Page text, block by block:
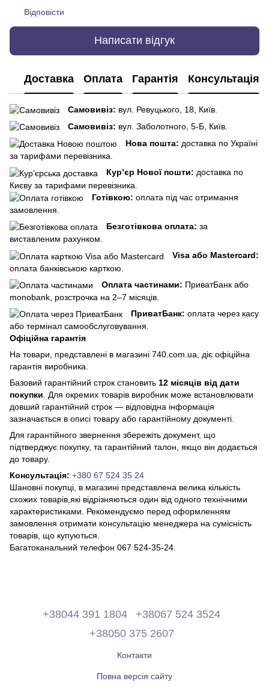
Відповісти
Написати відгук
Доставка Оплата Гарантія Консультація
Самовивіз: вул. Ревуцького, 18, Київ.
Самовивіз: вул. Заболотного, 5-Б, Київ.
Нова пошта: доставка по Україні
за тарифами перевізника.
Кур’єр Нової пошти: доставка по
Києву за тарифами перевізника.
Готівкою: оплата під час отримання
замовлення.
Безготівкова оплата: за
виставленим рахунком.
Visa або Mastercard:
оплата банківською карткою.
Оплата частинами: ПриватБанк або
monobank, розстрочка на 2–7 місяців.
ПриватБанк: оплата через касу
або термінал самообслуговування.
Офіційна гарантія
На товари, представлені в магазині 740.com.ua, діє офіційна
гарантія виробника.
Базовий гарантійний строк становить 12 місяців від дати
покупки. Для окремих товарів виробник може встановлювати
довший гарантійний строк — відповідна інформація
зазначається в описі товару або гарантійному документі.
Для гарантійного звернення збережіть документ, що
підтверджує покупку, та гарантійний талон, якщо він додається
до товару.
Консультація: +380 67 524 35 24
Шановні покупці, в магазині представлена ​​велика кількість
схожих товарів,які відрізняються один від одного технічними
характеристиками. Рекомендуємо перед оформленням
замовлення отримати консультацію менеджера на сумісність
товарів, що купуються.
Багатоканальний телефон 067 524-35-24.
+38044 391 1804
+38067 524 3524
+38050 375 2607
Контакти
Повна версія сайту